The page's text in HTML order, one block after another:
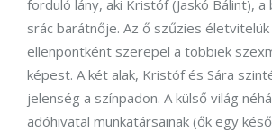
forduló lány, aki Kristóf (Jaskó Bálint),
srác barátnője. Az ő szűzies életvitelük
ellenpontként szerepel a többiek
képest. A két alak, Kristóf és Sára
jelenség a színpadon. A külső világ
adóhivatal munkatársainak (ők egy